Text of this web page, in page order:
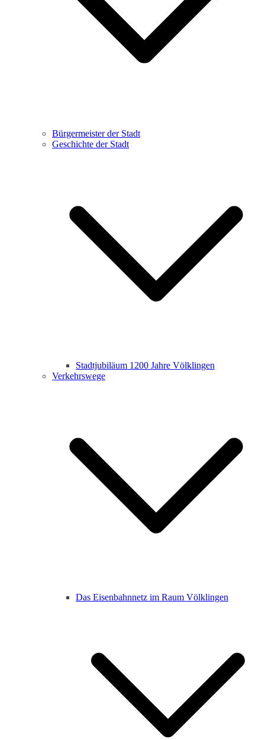
Bürgermeister der Stadt
Geschichte der Stadt
Stadtjubiläum 1200 Jahre Völklingen
Verkehrswege
Das Eisenbahnnetz im Raum Völklingen